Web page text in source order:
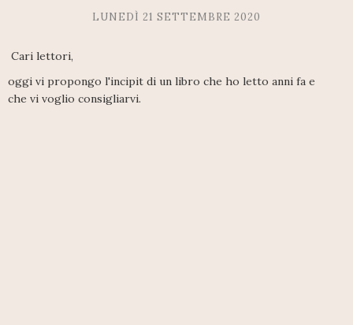
LUNEDÌ 21 SETTEMBRE 2020
Cari lettori,
oggi vi propongo l'incipit di un libro che ho letto anni fa e
che vi voglio consigliarvi.